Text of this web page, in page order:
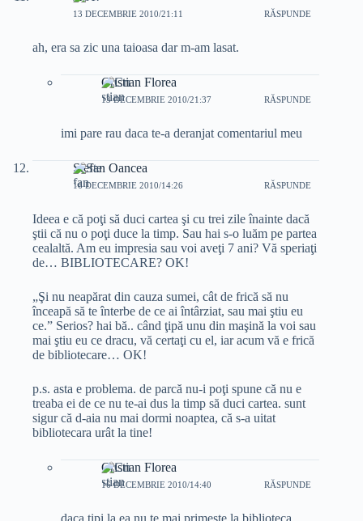
13 DECEMBRIE 2010/21:11 RĂSPUNDE
ah, era sa zic una taioasa dar m-am lasat.
Cristian Florea
13 DECEMBRIE 2010/21:37 RĂSPUNDE
imi pare rau daca te-a deranjat comentariul meu
Stefan Oancea
16 DECEMBRIE 2010/14:26 RĂSPUNDE
Ideea e că poţi să duci cartea şi cu trei zile înainte dacă
ştii că nu o poţi duce la timp. Sau hai s-o luăm pe partea
cealaltă. Am eu impresia sau voi aveţi 7 ani? Vă speriaţi
de… BIBLIOTECARE? OK!
„Şi nu neapărat din cauza sumei, cât de frică să nu
înceapă să te înterbe de ce ai întârziat, sau mai ştiu eu
ce.” Serios? hai bă.. când ţipă unu din maşină la voi sau
mai ştiu eu ce dracu, vă certaţi cu el, iar acum vă e frică
de bibliotecare… OK!
p.s. asta e problema. de parcă nu-i poţi spune că nu e
treaba ei de ce nu te-ai dus la timp să duci cartea. sunt
sigur că d-aia nu mai dormi noaptea, că s-a uitat
bibliotecara urât la tine!
Cristian Florea
16 DECEMBRIE 2010/14:40 RĂSPUNDE
daca tipi la ea nu te mai primeste la biblioteca.